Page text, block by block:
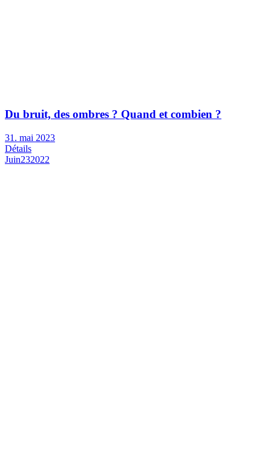
Du bruit, des ombres ? Quand et combien ?
31. mai 2023
Détails
Juin232022